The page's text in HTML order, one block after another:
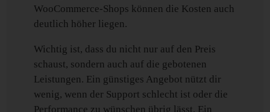
WooCommerce-Shops können die Kosten auch
deutlich höher liegen.
Wichtig ist, dass du nicht nur auf den Preis
schaust, sondern auch auf die gebotenen
Leistungen. Ein günstiges Angebot nützt dir
wenig, wenn der Support schlecht ist oder die
Performance zu wünschen übrig lässt. Ein